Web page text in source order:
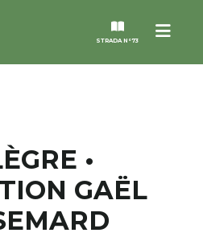
Menu
STRADA N°73
•
GAËL